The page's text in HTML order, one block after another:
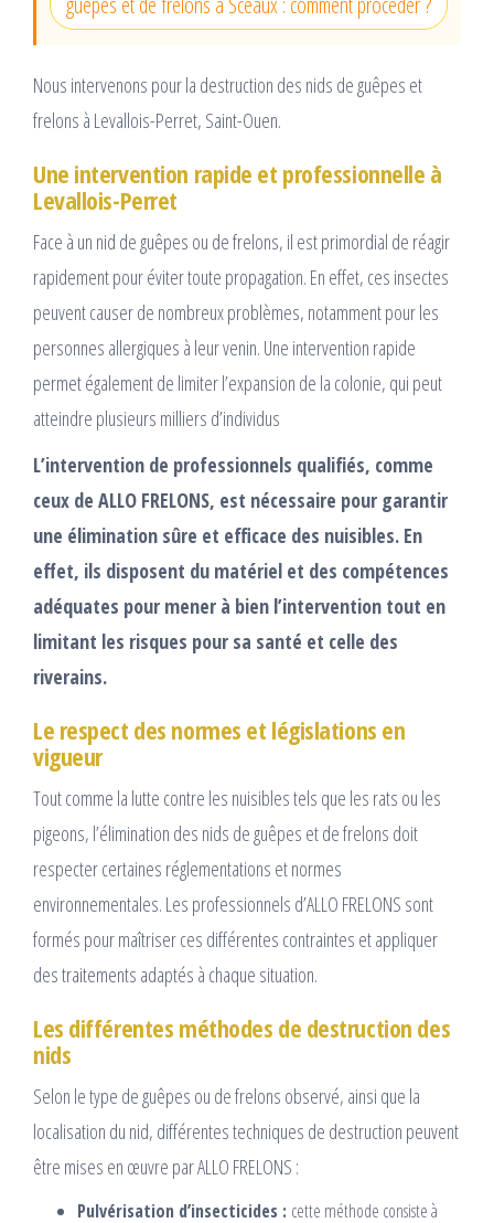
Nous intervenons pour la destruction des nids de guêpes et
frelons à Levallois-Perret, Saint-Ouen.
Une intervention rapide et professionnelle à
Levallois-Perret
Face à un nid de guêpes ou de frelons, il est primordial de réagir
rapidement pour éviter toute propagation. En effet, ces insectes
peuvent causer de nombreux problèmes, notamment pour les
personnes allergiques à leur venin. Une intervention rapide
permet également de limiter l’expansion de la colonie, qui peut
atteindre plusieurs milliers d’individus
L’intervention de professionnels qualifiés, comme
ceux de ALLO FRELONS, est nécessaire pour garantir
une élimination sûre et efficace des nuisibles. En
effet, ils disposent du matériel et des compétences
adéquates pour mener à bien l’intervention tout en
limitant les risques pour sa santé et celle des
riverains.
Le respect des normes et législations en
vigueur
Tout comme la lutte contre les nuisibles tels que les rats ou les
pigeons, l’élimination des nids de guêpes et de frelons doit
respecter certaines réglementations et normes
environnementales. Les professionnels d’ALLO FRELONS sont
formés pour maîtriser ces différentes contraintes et appliquer
des traitements adaptés à chaque situation.
Les différentes méthodes de destruction des
nids
Selon le type de guêpes ou de frelons observé, ainsi que la
localisation du nid, différentes techniques de destruction peuvent
être mises en œuvre par ALLO FRELONS :
Pulvérisation d’insecticides : cette méthode consiste à